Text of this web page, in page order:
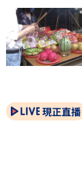
現正直播